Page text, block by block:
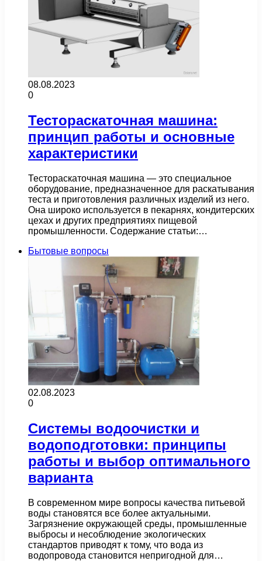
08.08.2023
0
Тестораскаточная машина:
принцип работы и основные
характеристики
Тестораскаточная машина — это специальное
оборудование, предназначенное для раскатывания
теста и приготовления различных изделий из него.
Она широко используется в пекарнях, кондитерских
цехах и других предприятиях пищевой
промышленности. Содержание статьи:…
Бытовые вопросы
02.08.2023
0
Системы водоочистки и
водоподготовки: принципы
работы и выбор оптимального
варианта
В современном мире вопросы качества питьевой
воды становятся все более актуальными.
Загрязнение окружающей среды, промышленные
выбросы и несоблюдение экологических
стандартов приводят к тому, что вода из
водопровода становится непригодной для…